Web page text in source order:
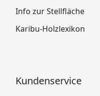
Info zur Stellfläche
Karibu-Holzlexikon
Kundenservice